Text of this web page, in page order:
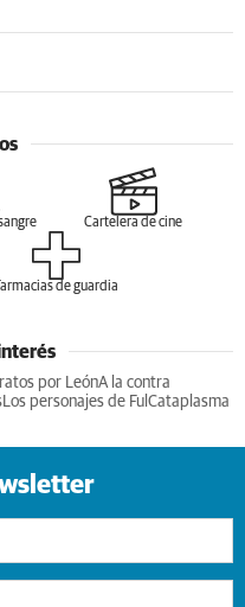
Cartelera de cine
de guardia
por LeónA la contra
Los personajes de Ful Cataplasma